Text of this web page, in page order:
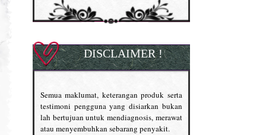
DISCLAIMER !
Semua maklumat, keterangan produk serta
testimoni pengguna yang disiarkan bukan
lah bertujuan untuk mendiagnosis, merawat
atau menyembuhkan sebarang penyakit.